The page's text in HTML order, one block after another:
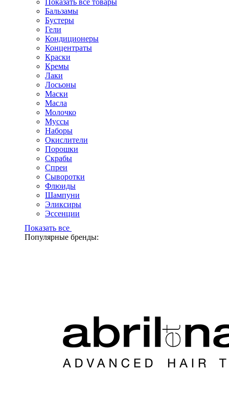
Показать все товары
Бальзамы
Бустеры
Гели
Кондиционеры
Концентраты
Краски
Кремы
Лаки
Лосьоны
Маски
Масла
Молочко
Муссы
Наборы
Окислители
Порошки
Скрабы
Спреи
Сыворотки
Флюиды
Шампуни
Эликсиры
Эссенции
Показать все
Популярные бренды: